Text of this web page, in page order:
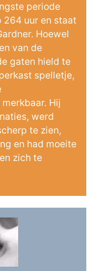
periode
264 uur en staat
Hoewel
van de
gaten hield te
spelletje,
Hij
werd
te zien,
en had moeite
zich te